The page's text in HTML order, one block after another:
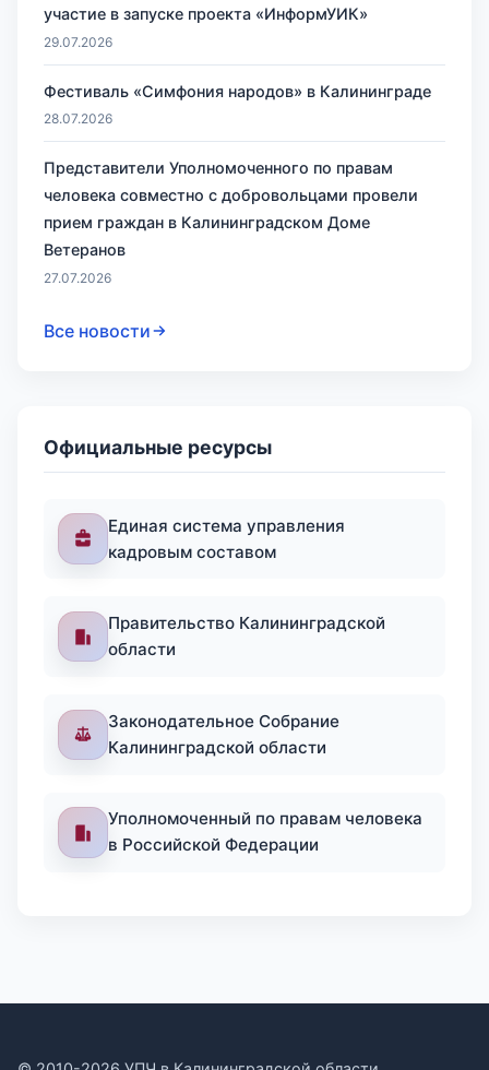
участие в запуске проекта «ИнформУИК»
29.07.2026
Фестиваль «Симфония народов» в Калининграде
28.07.2026
Представители Уполномоченного по правам
человека совместно с добровольцами провели
прием граждан в Калининградском Доме
Ветеранов
27.07.2026
Все новости
Официальные ресурсы
Единая система управления
кадровым составом
Правительство Калининградской
области
Законодательное Собрание
Калининградской области
Уполномоченный по правам человека
в Российской Федерации